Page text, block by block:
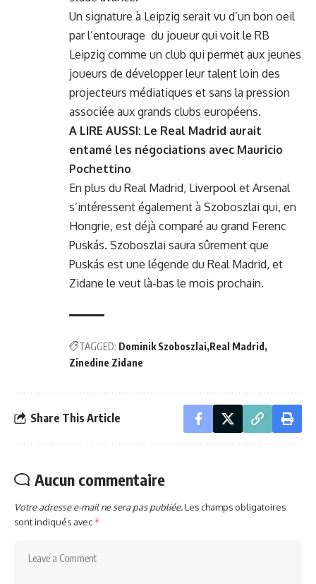
Un signature à Leipzig serait vu d’un bon oeil
par l’entourage du joueur qui voit le RB
Leipzig comme un club qui permet aux jeunes
joueurs de développer leur talent loin des
projecteurs médiatiques et sans la pression
associée aux grands clubs européens.
A LIRE AUSSI: Le Real Madrid aurait
entamé les négociations avec Mauricio
Pochettino
En plus du Real Madrid, Liverpool et Arsenal
s’intéressent également à Szoboszlai qui, en
Hongrie, est déjà comparé au grand Ferenc
Puskás. Szoboszlai saura sûrement que
Puskás est une légende du Real Madrid, et
Zidane le veut là-bas le mois prochain.
TAGGED: Dominik Szoboszlai Real Madrid
Zinedine Zidane
Share This Article
Aucun commentaire
Votre adresse e-mail ne sera pas publiée.Les champs obligatoires
sont indiqués avec*